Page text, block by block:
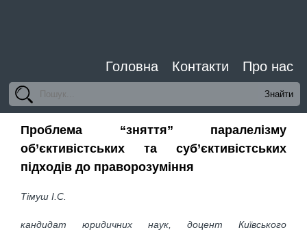
Головна Контакти Про нас
Проблема “зняття” паралелізму
об’єктивістських та суб’єктивістських
підходів до праворозуміння
Тімуш І.С.
кандидат юридичних наук, доцент
Київського